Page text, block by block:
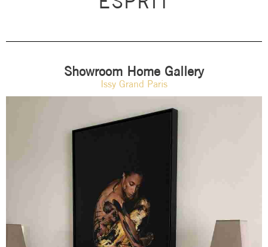
Showroom Home Gallery
Issy Grand Paris